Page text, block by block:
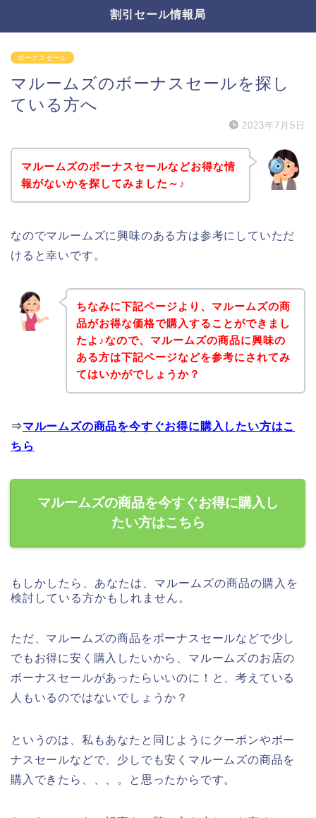
割引セール情報局
ボーナスセール
マルームズのボーナスセールを探し
ている方へ
2023年7月5日
マルームズのボーナスセールなどお得な情
報がないかを探してみました～♪
なのでマルームズに興味のある方は参考にしていただ
けると幸いです。
ちなみに下記ページより、マルームズの商
品がお得な価格で購入することができまし
たよ♪なので、マルームズの商品に興味の
ある方は下記ページなどを参考にされてみ
てはいかがでしょうか？
⇒マルームズの商品を今すぐお得に購入したい方はこ
ちら
マルームズの商品を今すぐお得に購入し
たい方はこちら
もしかしたら、あなたは、マルームズの商品の購入を
検討している方かもしれません。
ただ、マルームズの商品をボーナスセールなどで少し
でもお得に安く購入したいから、マルームズのお店の
ボーナスセールがあったらいいのに！と、考えている
人もいるのではないでしょうか？
というのは、私もあなたと同じようにクーポンやボー
ナスセールなどで、少しでも安くマルームズの商品を
購入できたら、、、。と思ったからです。